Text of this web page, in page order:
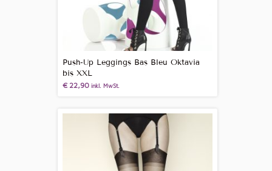
Push-Up Leggings Bas Bleu Oktavia
bis XXL
€22,90 inkl. MwSt.